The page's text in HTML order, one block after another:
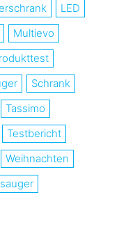
LED
Multievo
Schrank
Tassimo
Testbericht
Weihnachten